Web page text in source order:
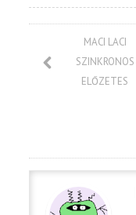
MACI LACI
SZINKRONOS
ELŐZETES